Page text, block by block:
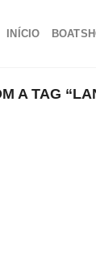
INÍCIO
A TAG